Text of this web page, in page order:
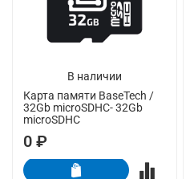
В наличии
Карта памяти BaseTech /
32Gb microSDHC- 32Gb
microSDHC
0 ₽